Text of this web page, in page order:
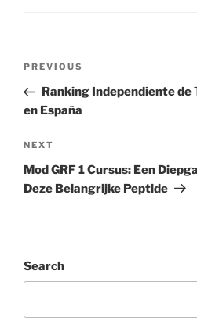
PREVIOUS
Ranking Independiente de
en España
NEXT
Mod GRF 1 Cursus: Een
Deze Belangrijke Peptide
Search